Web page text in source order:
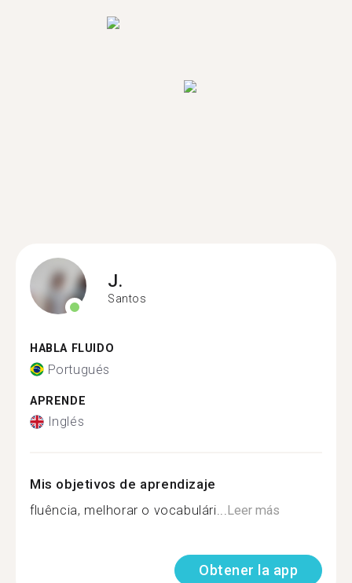
J.
Santos
HABLA FLUIDO
Portugués
APRENDE
Inglés
Mis objetivos de aprendizaje
fluência, melhorar o vocabulári...Leer más
Obtener la app